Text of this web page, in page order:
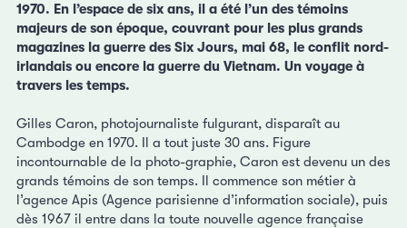
1970. En l’espace de six ans, il a été l’un des témoins
majeurs de son époque, couvrant pour les plus grands
magazines la guerre des Six Jours, mai 68, le conflit nord-
irlandais ou encore la guerre du Vietnam. Un voyage à
travers les temps.
Gilles Caron, photojournaliste fulgurant, disparaît au
Cambodge en 1970. Il a tout juste 30 ans. Figure
incontournable de la photo-graphie, Caron est devenu un des
grands témoins de son temps. Il commence son métier à
l’agence Apis (Agence parisienne d’information sociale), puis
dès 1967 il entre dans la toute nouvelle agence française